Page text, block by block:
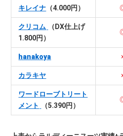
キレイナ （4.000円）
クリコム
（DX仕上げ
1.800円）
hanakoya
カラキヤ
ワードローブトリート
メント
（5.390円）